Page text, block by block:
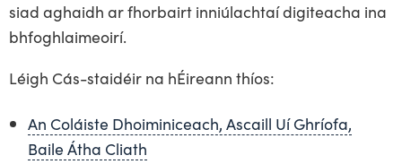
siad aghaidh ar fhorbairt inniúlachtaí digiteacha ina
bhfoghlaimeoirí.
Léigh Cás-staidéir na hÉireann thíos:
An Coláiste Dhoiminiceach, Ascaill Uí Ghríofa,
Baile Átha Cliath